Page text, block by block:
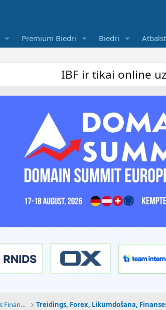
Premium Biedri Biedri
IBF ir tikai online
Tehnoloģijas, Kriptovalūtas un Nākotnes Finanses Treidings, Forex, Likumdošana,